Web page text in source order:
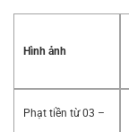
Hình ảnh
Phạt tiền từ 03 –